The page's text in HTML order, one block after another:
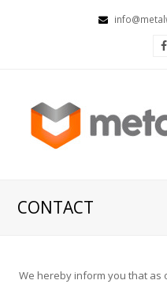
CONTACT
We hereby inform you that as